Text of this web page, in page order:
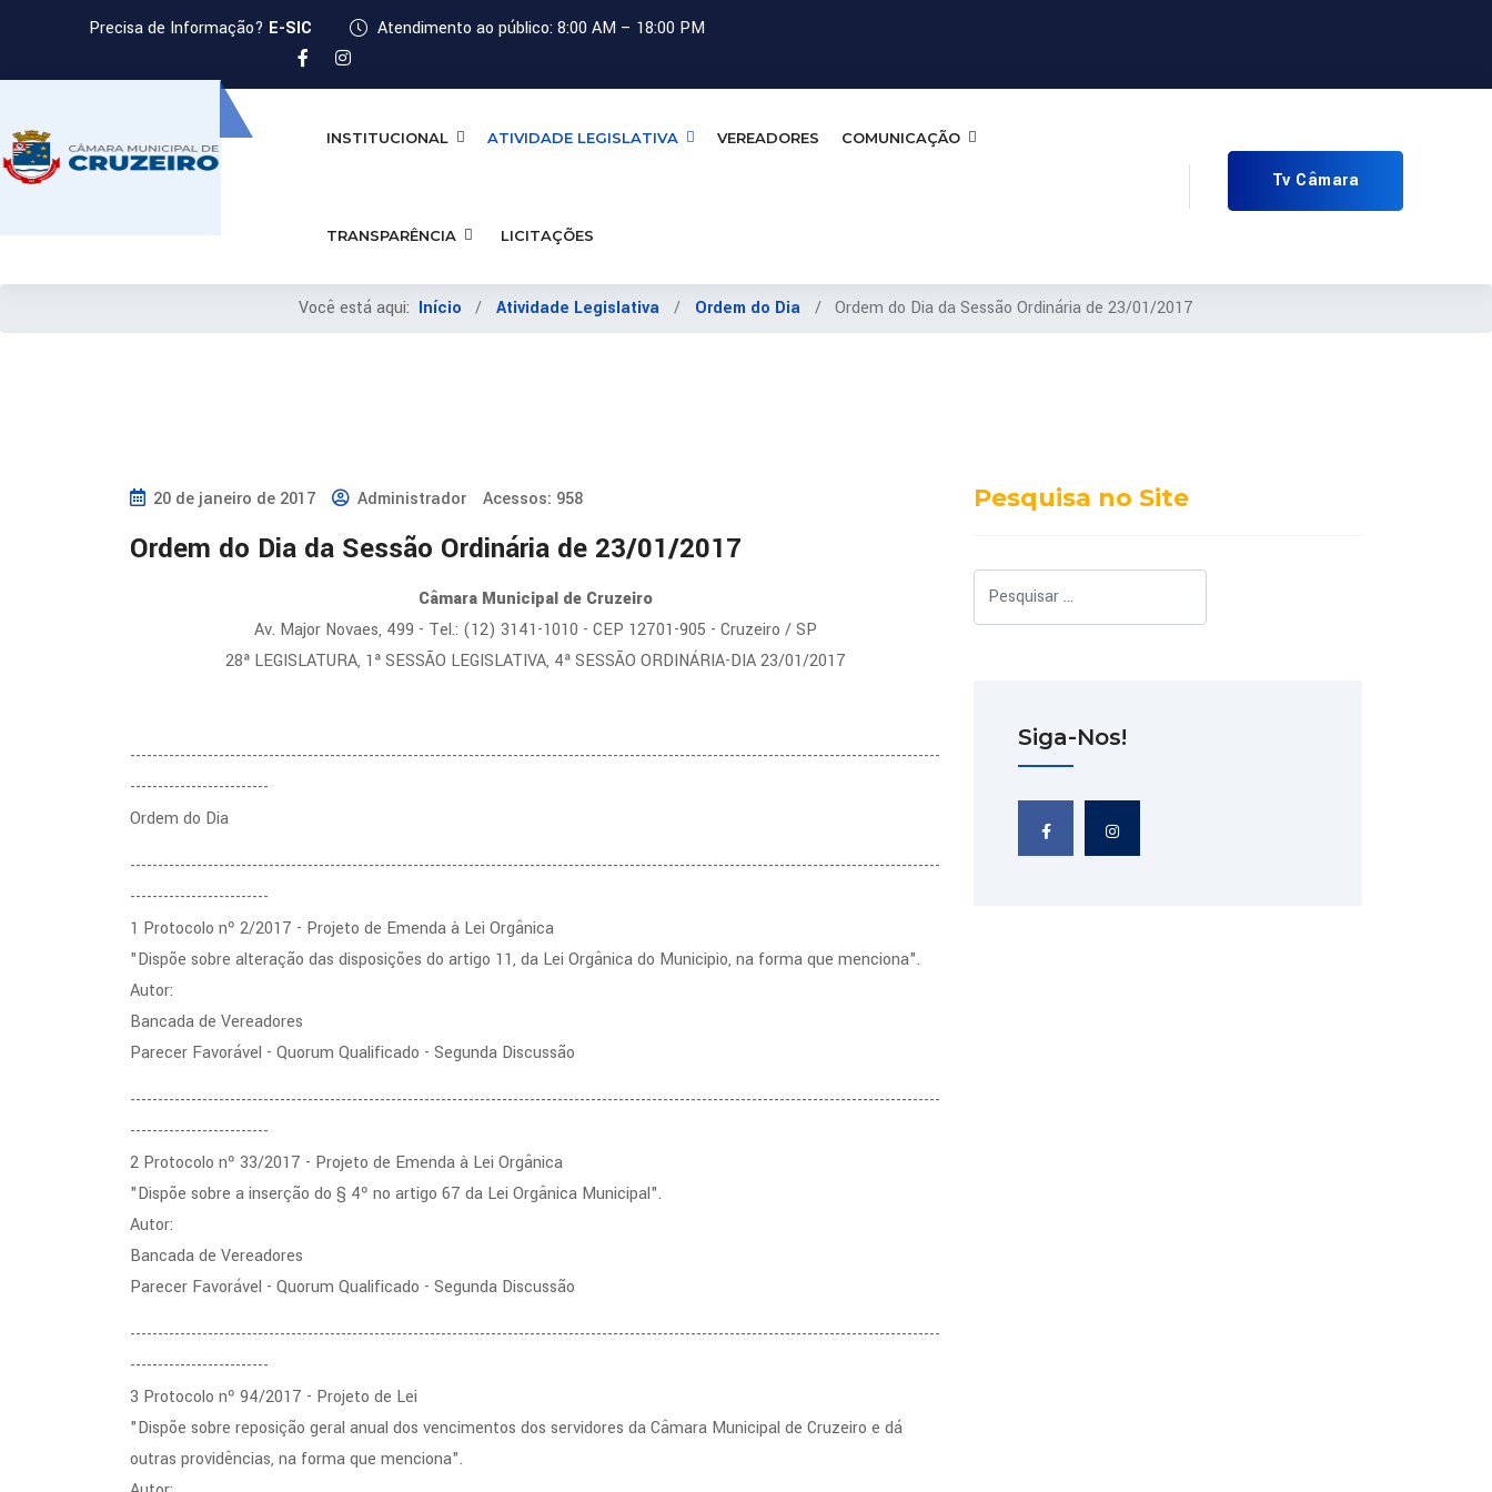
Precisa de Informação? E-SIC Atendimento ao público: 8:00 AM – 18:00 PM
INSTITUCIONAL ATIVIDADE LEGISLATIVA VEREADORES COMUNICAÇÃO
TRANSPARÊNCIA LICITAÇÕES
Tv Câmara
Você está aqui: Início Atividade Legislativa Ordem do Dia Ordem do Dia da Sessão Ordinária de 23/01/2017
20 de janeiro de 2017 Administrador Acessos: 958
Ordem do Dia da Sessão Ordinária de 23/01/2017
Câmara Municipal de Cruzeiro
Av. Major Novaes, 499 - Tel.: (12) 3141-1010 - CEP 12701-905 - Cruzeiro / SP
28ª LEGISLATURA, 1ª SESSÃO LEGISLATIVA, 4ª SESSÃO ORDINÁRIA-DIA 23/01/2017
--------------------------------------------------------------------------------------------------------------------------------------------------
-------------------------
Ordem do Dia
--------------------------------------------------------------------------------------------------------------------------------------------------
-------------------------
1 Protocolo nº 2/2017 - Projeto de Emenda à Lei Orgânica
"Dispõe sobre alteração das disposições do artigo 11, da Lei Orgânica do Municipio, na forma que menciona".
Autor:
Bancada de Vereadores
Parecer Favorável - Quorum Qualificado - Segunda Discussão
--------------------------------------------------------------------------------------------------------------------------------------------------
-------------------------
2 Protocolo nº 33/2017 - Projeto de Emenda à Lei Orgânica
"Dispõe sobre a inserção do § 4º no artigo 67 da Lei Orgânica Municipal".
Autor:
Bancada de Vereadores
Parecer Favorável - Quorum Qualificado - Segunda Discussão
--------------------------------------------------------------------------------------------------------------------------------------------------
-------------------------
3 Protocolo nº 94/2017 - Projeto de Lei
"Dispõe sobre reposição geral anual dos vencimentos dos servidores da Câmara Municipal de Cruzeiro e dá
outras providências, na forma que menciona".
Pesquisa no Site
Siga-Nos!